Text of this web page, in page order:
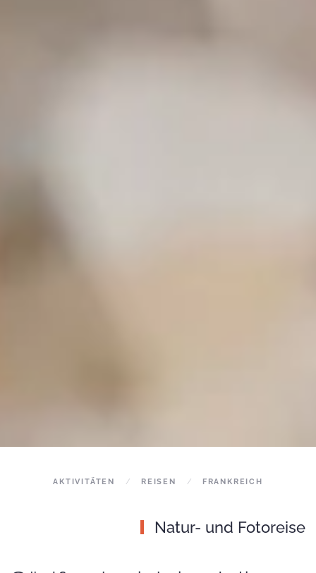
AKTIVITÄTEN REISEN FRANKREICH
Natur- und Fotoreise